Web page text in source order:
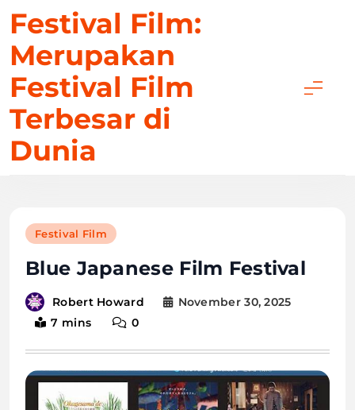
content
Festival Film:
Merupakan
Festival Film
Terbesar di
Dunia
Festival Film
Blue Japanese Film Festival
Robert Howard
November 30, 2025
7 mins
0